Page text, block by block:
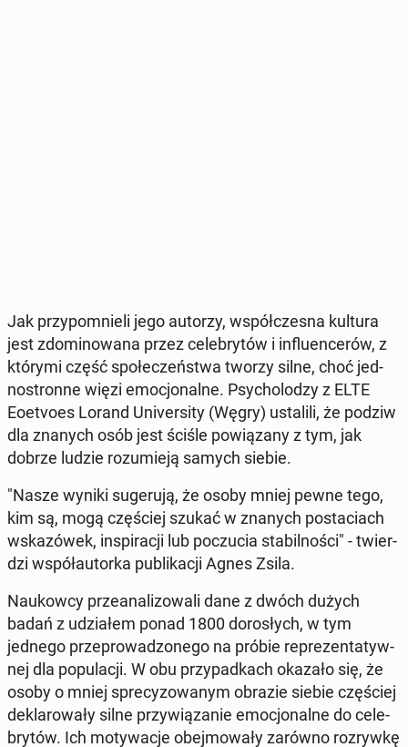
Jak przy­po­mnie­li jego autorzy, współ­cze­sna kultura
jest zdo­mi­no­wa­na przez ce­le­bry­tów i in­flu­en­ce­rów, z
którymi część spo­łe­czeń­stwa tworzy silne, choć jed­
no­stron­ne więzi emo­cjo­nal­ne. Psy­cho­lo­dzy z ELTE
Eoetvo­es Lorand Uni­ver­si­ty (Węgry) usta­li­li, że podziw
dla znanych osób jest ściśle po­wią­za­ny z tym, jak
dobrze ludzie ro­zu­mie­ją samych siebie.
"Nasze wyniki su­ge­ru­ją, że osoby mniej pewne tego,
kim są, mogą czę­ściej szukać w znanych po­sta­ciach
wska­zó­wek, in­spi­ra­cji lub po­czu­cia sta­bil­no­ści" - twier­
dzi współ­au­tor­ka pu­bli­ka­cji Agnes Zsila.
Na­ukow­cy prze­ana­li­zo­wa­li dane z dwóch dużych
badań z udzia­łem ponad 1800 do­ro­słych, w tym
jednego prze­pro­wa­dzo­ne­go na próbie re­pre­zen­ta­tyw­
nej dla po­pu­la­cji. W obu przy­pad­kach okazało się, że
osoby o mniej spre­cy­zo­wa­nym obrazie siebie czę­ściej
de­kla­ro­wa­ły silne przy­wią­za­nie emo­cjo­nal­ne do ce­le­
bry­tów. Ich mo­ty­wa­cje obej­mo­wa­ły zarówno roz­ryw­kę